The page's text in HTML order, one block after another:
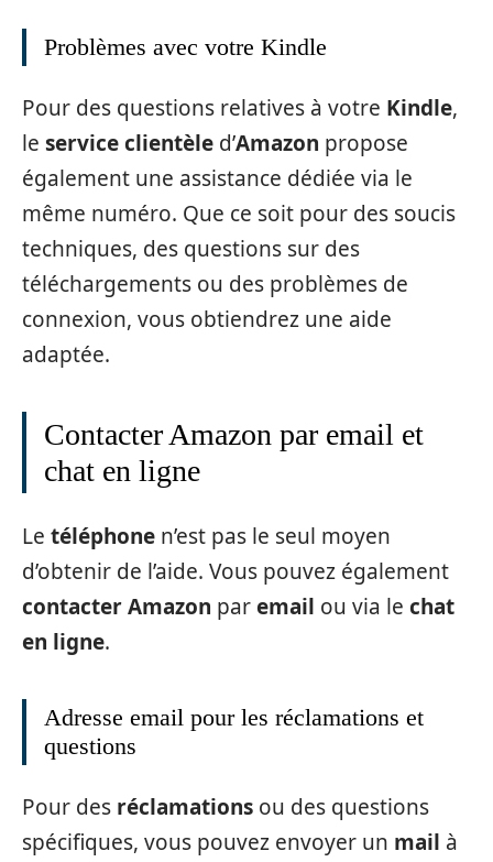
Problèmes avec votre Kindle
Pour des questions relatives à votre Kindle,
le service clientèle d’Amazon propose
également une assistance dédiée via le
même numéro. Que ce soit pour des soucis
techniques, des questions sur des
téléchargements ou des problèmes de
connexion, vous obtiendrez une aide
adaptée.
Contacter Amazon par email et
chat en ligne
Le téléphone n’est pas le seul moyen
d’obtenir de l’aide. Vous pouvez également
contacterAmazon paremail ou via le chat
en ligne.
Adresse email pour les réclamations et
questions
Pour des réclamations ou des questions
spécifiques, vous pouvez envoyer un mail à